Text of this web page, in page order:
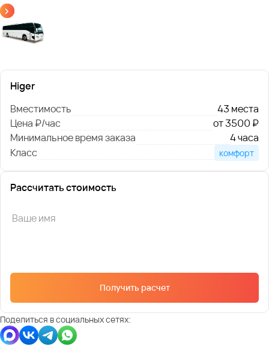
Higer
Вместимость
43 места
Цена ₽/час
от 3500 ₽
Минимальное время заказа
4 часа
Класс
комфорт
Рассчитать стоимость
Получить расчет
Поделиться в социальных сетях: